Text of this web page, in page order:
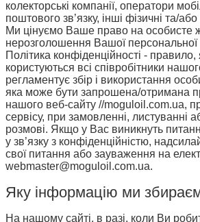
колекторські компанії, оператори
поштового зв’язку, інші фізичні та/
Ми цінуємо Ваше право на особисте
нерозголошення Вашої персональної
Політика конфіденційності - правило,
користуються всі співробітники
регламентує збір і використання
яка може бути запрошена/отримана
нашого веб-сайту //moguloil.com.ua,
сервісу, при замовленні, листуванні
розмові. Якщо у Вас виникнуть
у зв’язку з конфіденційністю,
свої питання або зауваження на
webmaster@moguloil.com.ua.
Яку інформацію ми
На нашому сайті, в разі, коли Ви